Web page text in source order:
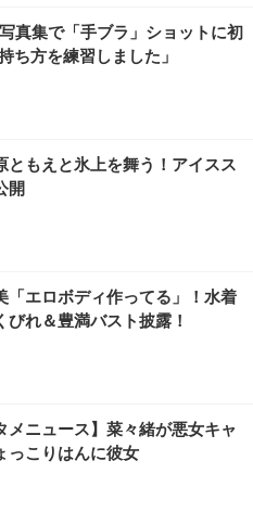
真集で「手ブラ」ショットに初
ち方を練習しました」
ともえと氷上を舞う！アイスス
開
「エロボディ作ってる」！水着
びれ＆豊満バスト披露！
メニュース】菜々緒が悪女キャ
っこりはんに彼女